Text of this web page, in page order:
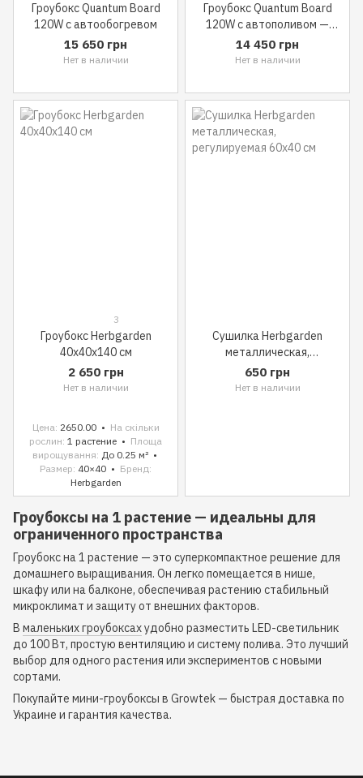
Гроубокс Quantum Board
120W с автообогревом
15 650 грн
Нет в наличии
Гроубокс Quantum Board
120W с автополивом —
стелс
14 450 грн
Нет в наличии
3
Гроубокс Herbgarden
40x40x140 см
2 650 грн
Нет в наличии
Цена 2650.00
На скільки
рослин 1 растение
Площа
вирощування До 0.25 м²
Размер 40×40
Бренд
Herbgarden
Сушилка Herbgarden
металлическая,
регулируемая 60x40 см
650 грн
Нет в наличии
Гроубоксы на 1 растение — идеальны для
ограниченного пространства
Гроубокс на 1 растение — это суперкомпактное решение для
домашнего выращивания. Он легко помещается в нише,
шкафу или на балконе, обеспечивая растению стабильный
микроклимат и защиту от внешних факторов.
В маленьких гроубоксахудобно разместить LED-светильник
до 100 Вт, простую вентиляцию и систему полива. Это лучший
выбор для одного растения или экспериментов с новыми
сортами.
Покупайте мини-гроубоксы в Growtek — быстрая доставка по
Украине и гарантия качества.